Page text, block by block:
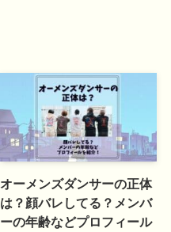
オーメンズダンサーの正体
は？顔バレしてる？メンバ
ーの年齢などプロフィール